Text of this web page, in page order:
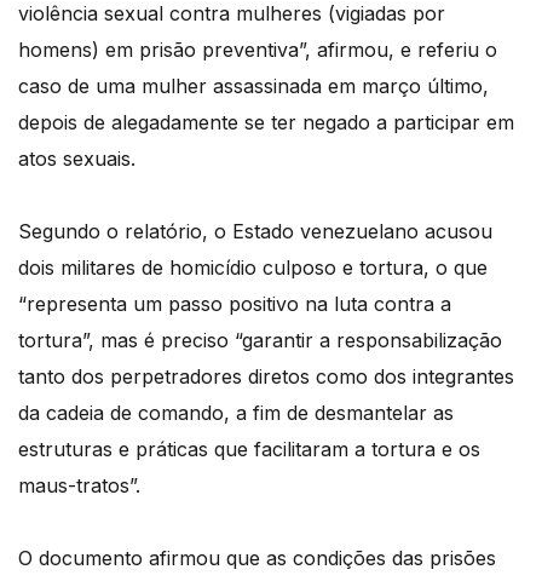
violência sexual contra mulheres (vigiadas por
homens) em prisão preventiva”, afirmou, e referiu o
caso de uma mulher assassinada em março último,
depois de alegadamente se ter negado a participar em
atos sexuais.
Segundo o relatório, o Estado venezuelano acusou
dois militares de homicídio culposo e tortura, o que
“representa um passo positivo na luta contra a
tortura”, mas é preciso “garantir a responsabilização
tanto dos perpetradores diretos como dos integrantes
da cadeia de comando, a fim de desmantelar as
estruturas e práticas que facilitaram a tortura e os
maus-tratos”.
O documento afirmou que as condições das prisões